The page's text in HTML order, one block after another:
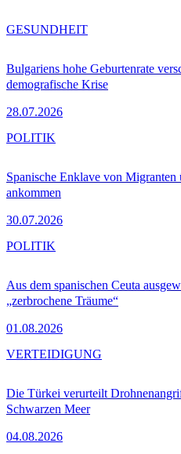
Bulgariens hohe Geburtenrate
demografische Krise
28.07.2026
GESUNDHEIT
Spanische Enklave von Migranten
ankommen
30.07.2026
POLITIK
Aus dem spanischen Ceuta
„zerbrochene Träume“
01.08.2026
POLITIK
Die Türkei verurteilt
Schwarzen Meer
04.08.2026
VERTEIDIGUNG